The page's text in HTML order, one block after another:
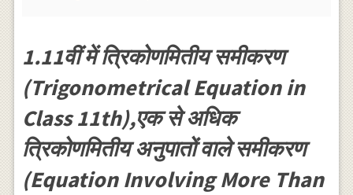
1.11वीं में त्रिकोणमितीय समीकरण
(Trigonometrical Equation in
Class 11th),एक से अधिक
त्रिकोणमितीय अनुपातों वाले समीकरण
(Equation Involving More Than